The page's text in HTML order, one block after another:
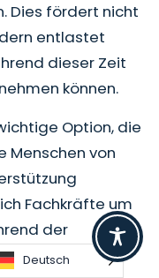
Dies fördert nicht
entlastet
dieser Zeit
können.
Option, die
von
Fachkräfte um
der
beruhigt
Deutsch